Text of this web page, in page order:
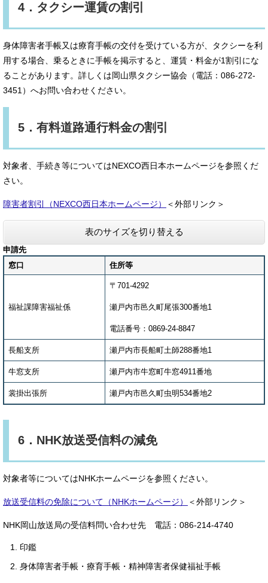
4．タクシー運賃の割引
身体障害者手帳又は療育手帳の交付を受けている方が、タクシーを利
用する場合、乗るときに手帳を掲示すると、運賃・料金が1割引にな
ることがあります。詳しくは岡山県タクシー協会（電話：086-272-
3451）へお問い合わせください。
5．有料道路通行料金の割引
対象者、手続き等についてはNEXCO西日本ホームページを参照くだ
さい。
障害者割引（NEXCO西日本ホームページ） ＜外部リンク＞
表のサイズを切り替える
申請先
窓口
住所等
福祉課障害福祉係
〒701-4292
瀬戸内市邑久町尾張300番地1
電話番号：0869-24-8847
長船支所 瀬戸内市長船町土師288番地1
牛窓支所 瀬戸内市牛窓町牛窓4911番地
裳掛出張所 瀬戸内市邑久町虫明534番地2
6．NHK放送受信料の減免
対象者等についてはNHKホームページを参照ください。
放送受信料の免除について（NHKホームページ） ＜外部リンク＞
NHK岡山放送局の受信料問い合わせ先 電話：086-214-4740
印鑑
身体障害者手帳・療育手帳・精神障害者保健福祉手帳